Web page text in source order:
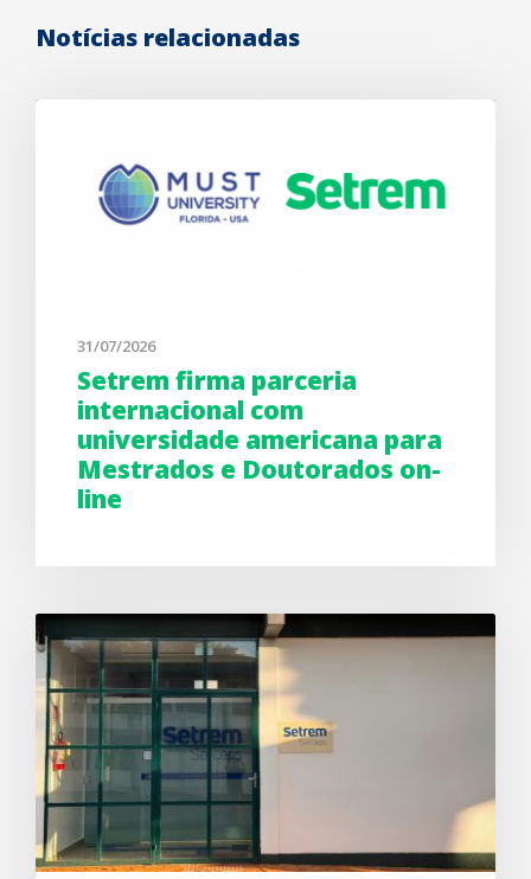
Notícias relacionadas
31/07/2026
Setrem firma parceria
internacional com
universidade americana para
Mestrados e Doutorados on-
line